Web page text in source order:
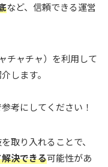
など、信頼できる運営
チャチャ）を利用して
します。
考にしてください！
取り入れることで、
決できる可能性があ